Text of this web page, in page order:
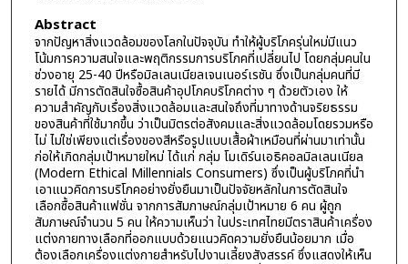
Abstract
จากปัญหาสิ่งแวดล้อมของโลกในปัจจุบัน ทำให้ผู้บริโภครุ่นใหม่มีแนว
โน้มการความสนใจและพฤติกรรมการบริโภคที่เปลี่ยนไป โดยกลุ่มคนใน
ช่วงอายุ 25-40 ปีหรือมิลเลนเนียลเจนเนอร์เรชัน ซึ่งเป็นกลุ่มคนที่มี
รายได้ มีการตัดสินใจซื้อสินค้าอุปโภคบริโภคต่าง ๆ ด้วยตัวเอง ให้
ความสำคัญกับเรื่องสิ่งแวดล้อมและสนใจถึงที่มาทางด้านจริยธรรม
ของสินค้าที่ใช้มากขึ้น ว่าเป็นมิตรต่อสังคมและสิ่งแวดล้อมโดยรวมหรือ
ไม่ ไม่ใช่เพียงแต่เรื่องของสีหรือรูปแบบเสื้อผ้าเหมือนที่ผ่านมาเท่านั้น
ก่อให้เกิดกลุ่มเป้าหมายใหม่ ได้แก่ กลุ่ม โมเดิร์นเอธิคอลมิลเลนเนียล
(Modern Ethical Millennials Consumers) ซึ่งเป็นผู้บริโภคที่นำ
เอาแนวคิดการบริโภคอย่างยั่งยืนมาเป็นปัจจัยหลักในการตัดสินใจ
เลือกซื้อสินค้าแฟชั่น จากการสัมภาษณ์กลุ่มเป้าหมาย 6 คน ผู้ถูก
สัมภาษณ์จำนวน 5 คน ให้ความเห็นว่า ในประเทศไทยมีตราสินค้าเครื่อง
แต่งกายทางเลือกที่ออกแบบด้วยแนวคิดความยั่งยืนน้อยมาก เมื่อ
ต้องเลือกเครื่องแต่งกายสำหรับไปงานเลี้ยงสังสรรค์ ซึ่งแสดงให้เห็น